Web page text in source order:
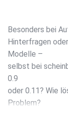
Besonders bei
Hinterfragen
Modelle –
selbst bei
0.9
oder 0.11? Wie
Problem?